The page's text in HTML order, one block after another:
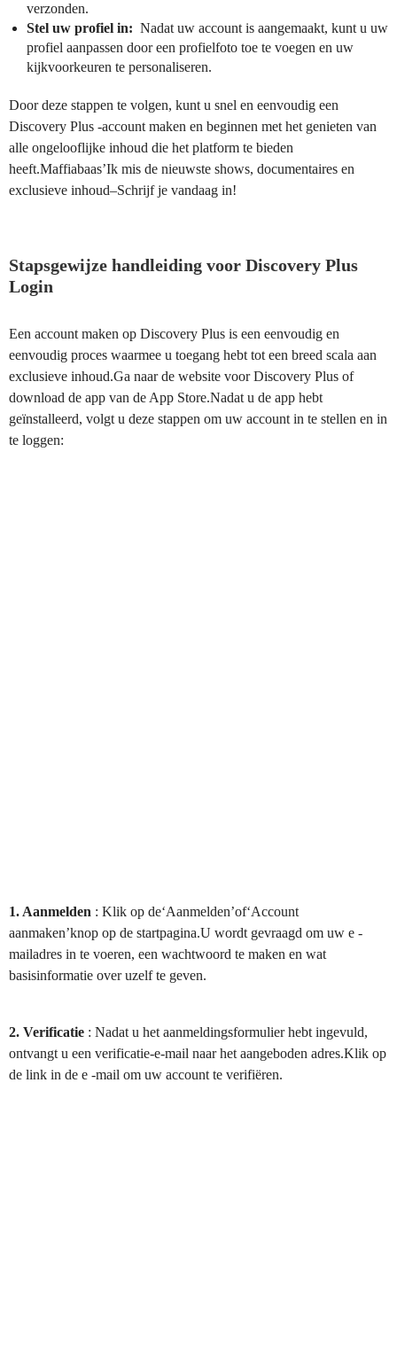
verzonden.
Stel uw profiel in: Nadat uw account is aangemaakt, kunt u uw
profiel aanpassen door een profielfoto toe te voegen en uw
kijkvoorkeuren te personaliseren.
Door deze stappen te volgen, kunt u snel en eenvoudig een
Discovery Plus -account maken en beginnen met het genieten van
alle ongelooflijke inhoud die het platform te bieden
heeft.Maffiabaas’Ik mis de nieuwste shows, documentaires en
exclusieve inhoud–Schrijf je vandaag in!
Stapsgewijze handleiding voor Discovery Plus
Login
Een account maken op Discovery Plus is een eenvoudig en
eenvoudig proces waarmee u toegang hebt tot een breed scala aan
exclusieve inhoud.Ga naar de website voor Discovery Plus of
download de app van de App Store.Nadat u de app hebt
geïnstalleerd, volgt u deze stappen om uw account in te stellen en in
te loggen:
1. Aanmelden : Klik op de‘Aanmelden’of‘Account
aanmaken’knop op de startpagina.U wordt gevraagd om uw e -
mailadres in te voeren, een wachtwoord te maken en wat
basisinformatie over uzelf te geven.
2. Verificatie : Nadat u het aanmeldingsformulier hebt ingevuld,
ontvangt u een verificatie-e-mail naar het aangeboden adres.Klik op
de link in de e -mail om uw account te verifiëren.